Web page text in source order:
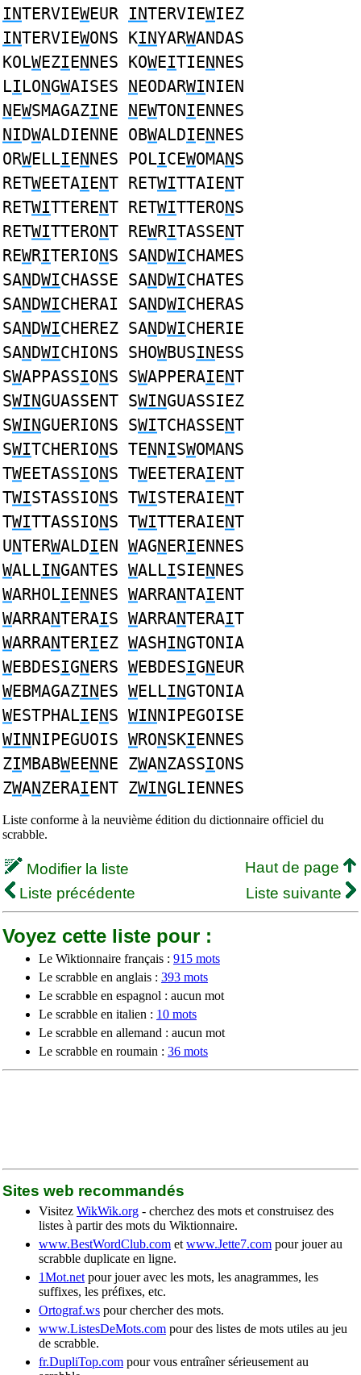
INTERVIEWEUR INTERVIEWIEZ
INTERVIEWONS KINYARWANDAS
KOLWEZIENNES KOWEITIENNES
LILONGWAISES NEODARWINIEN
NEWSMAGAZINE NEWTONIENNES
NIDWALDIENNE OBWALDIENNES
ORWELLIENNES POLICEWOMANS
RETWEETAIENT RETWITTAIENT
RETWITTERENT RETWITTERONS
RETWITTERONT REWRITASSENT
REWRITERIONS SANDWICHAMES
SANDWICHASSE SANDWICHATES
SANDWICHERAI SANDWICHERAS
SANDWICHEREZ SANDWICHERIE
SANDWICHIONS SHOWBUSINESS
SWAPPASSIONS SWAPPERAIENT
SWINGUASSENT SWINGUASSIEZ
SWINGUERIONS SWITCHASSENT
SWITCHERIONS TENNISWOMANS
TWEETASSIONS TWEETERAIENT
TWISTASSIONS TWISTERAIENT
TWITTASSIONS TWITTERAIENT
UNTERWALDIEN WAGNERIENNES
WALLINGANTES WALLISIENNES
WARHOLIENNES WARRANTAIENT
WARRANTERAIS WARRANTERAIT
WARRANTERIEZ WASHINGTONIA
WEBDESIGNERS WEBDESIGNEUR
WEBMAGAZINES WELLINGTONIA
WESTPHALIENS WINNIPEGOISE
WINNIPEGUOIS WRONSKIENNES
ZIMBABWEENNE ZWANZASSIONS
ZWANZERAIENT ZWINGLIENNES
Liste conforme à la neuvième édition du dictionnaire officiel du
scrabble.
Modifier la liste
Haut de page
Liste précédente
Liste suivante
Voyez cette liste pour :
Le Wiktionnaire français : 915 mots
Le scrabble en anglais : 393 mots
Le scrabble en espagnol : aucun mot
Le scrabble en italien : 10 mots
Le scrabble en allemand : aucun mot
Le scrabble en roumain : 36 mots
Sites web recommandés
Visitez WikWik.org - cherchez des mots et construisez des
listes à partir des mots du Wiktionnaire.
www.BestWordClub.com et www.Jette7.com pour jouer au
scrabble duplicate en ligne.
1Mot.net pour jouer avec les mots, les anagrammes, les
suffixes, les préfixes, etc.
Ortograf.ws pour chercher des mots.
www.ListesDeMots.com pour des listes de mots utiles au jeu
de scrabble.
fr.DupliTop.com pour vous entraîner sérieusement au